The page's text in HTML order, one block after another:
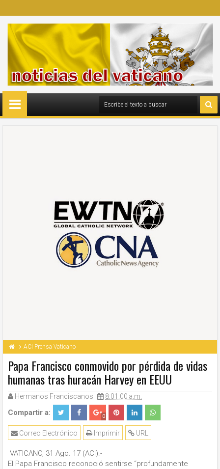
ACI Prensa Vaticano
Papa Francisco conmovido por pérdida de vidas
humanas tras huracán Harvey en EEUU
Hermanos Franciscanos 8:01:00 a.m.
Compartir a: 0
URL
Imprimir
Correo Electrónico
VATICANO, 31 Ago. 17 (ACI).-
El Papa Francisco reconoció sentirse “profundamente